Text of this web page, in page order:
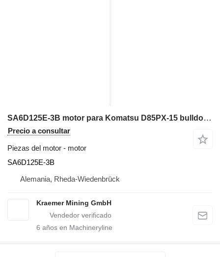
SA6D125E-3B motor para Komatsu D85PX-15 bulldozer
Precio a consultar
Piezas del motor - motor
SA6D125E-3B
Alemania, Rheda-Wiedenbrück
Kraemer Mining GmbH
6 años en Machineryline